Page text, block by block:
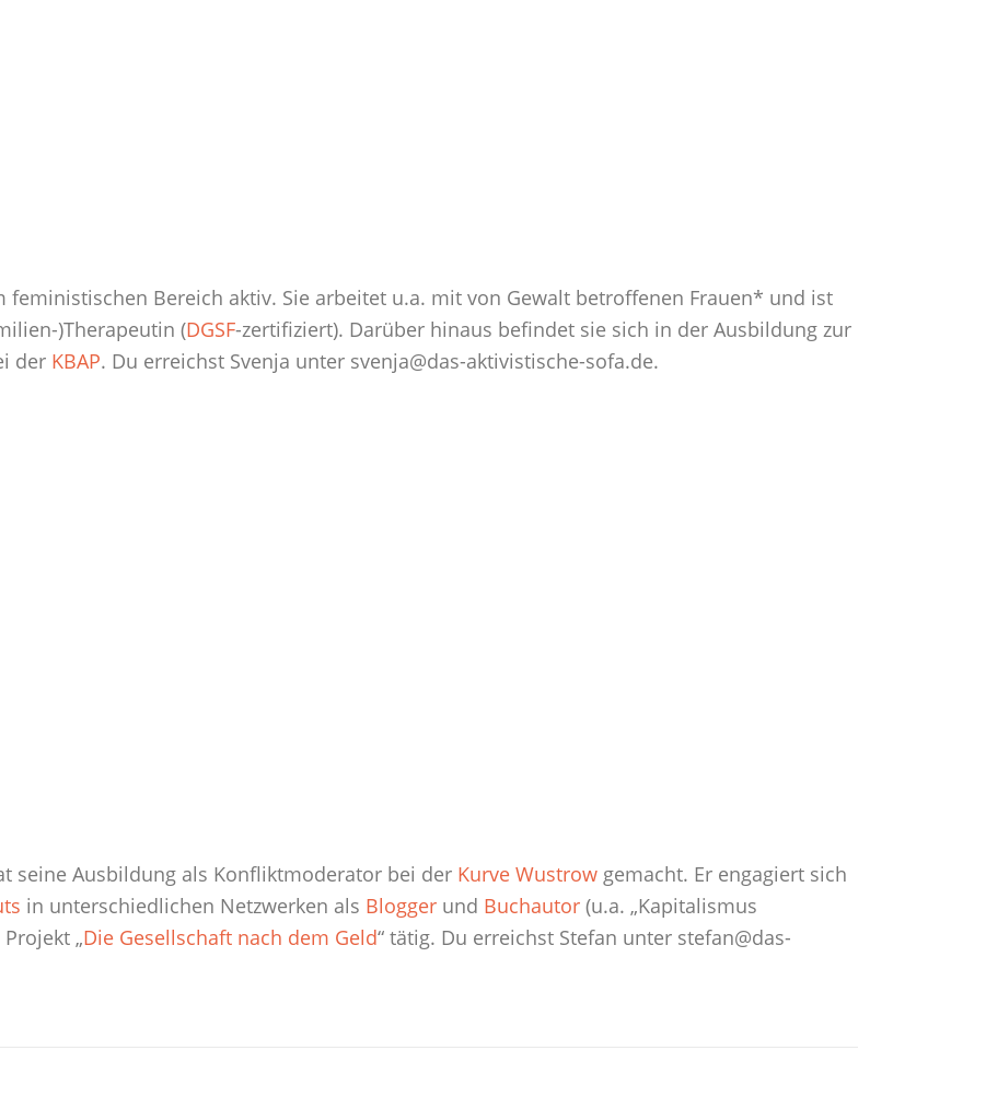
feministischen Bereich aktiv. Sie arbeitet u.a. mit von Gewalt betroffenen Frauen* und ist
)Therapeutin (DGSF-zertifiziert). Darüber hinaus befindet sie sich in der Ausbildung zur
der KBAP. Du erreichst Svenja unter svenja@das-aktivistische-sofa.de.
seine Ausbildung als Konfliktmoderator bei der Kurve Wustrow gemacht. Er engagiert sich
in unterschiedlichen Netzwerken als Blogger und Buchautor (u.a. „Kapitalismus
„Die Gesellschaft nach dem Geld“ tätig. Du erreichst Stefan unter stefan@das-